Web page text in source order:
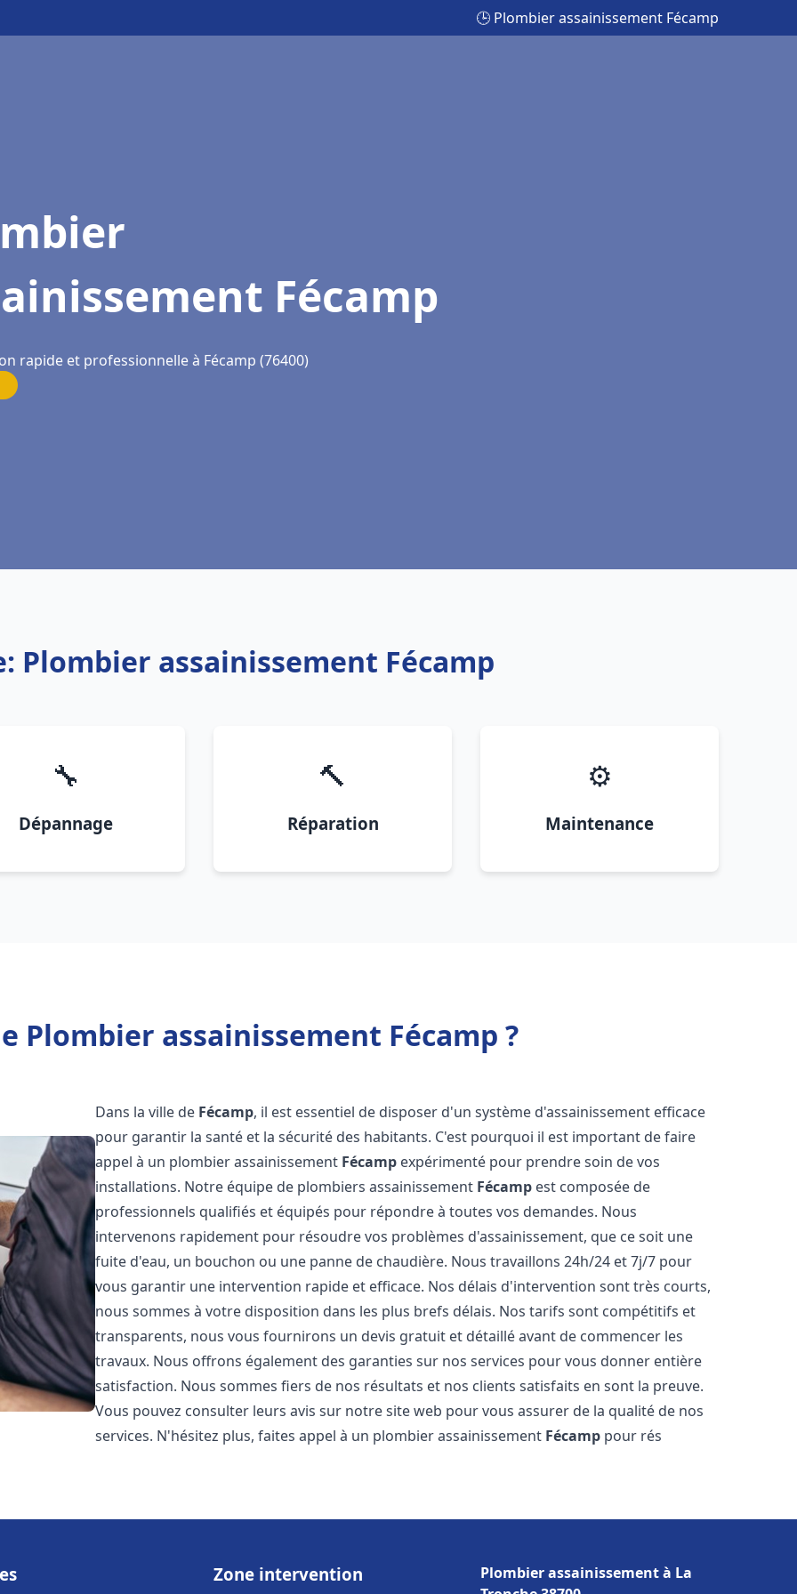
🕒 Plombier assainissement Fécamp
Fécamp
rapide et professionnelle à Fécamp (76400)
Plombier assainissement Fécamp
🔧
Dépannage
🔨
Réparation
⚙️
Maintenance
Plombier assainissement Fécamp ?
Dans la ville de Fécamp, il est essentiel de disposer d'un système d'assainissement efficace
pour garantir la santé et la sécurité des habitants. C'est pourquoi il est important de faire
appel à un plombier assainissement Fécamp expérimenté pour prendre soin de vos
installations. Notre équipe de plombiers assainissement Fécamp est composée de
professionnels qualifiés et équipés pour répondre à toutes vos demandes. Nous
intervenons rapidement pour résoudre vos problèmes d'assainissement, que ce soit une
fuite d'eau, un bouchon ou une panne de chaudière. Nous travaillons 24h/24 et 7j/7 pour
vous garantir une intervention rapide et efficace. Nos délais d'intervention sont très courts,
nous sommes à votre disposition dans les plus brefs délais. Nos tarifs sont compétitifs et
transparents, nous vous fournirons un devis gratuit et détaillé avant de commencer les
travaux. Nous offrons également des garanties sur nos services pour vous donner entière
satisfaction. Nous sommes fiers de nos résultats et nos clients satisfaits en sont la preuve.
Vous pouvez consulter leurs avis sur notre site web pour vous assurer de la qualité de nos
services. N'hésitez plus, faites appel à un plombier assainissement Fécamp pour rés
Zone intervention
Plombier assainissement à La